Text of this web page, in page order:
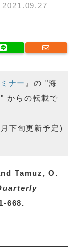
2021.09.27
ナー 』の "海
からの転載で
下旬更新予定)
Tamuz, O.
668.